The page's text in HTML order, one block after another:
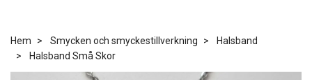
Hem Smycken och smyckestillverkning
Halsband
Halsband Små Skor